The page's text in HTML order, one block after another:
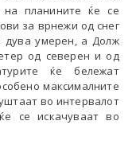
планините ќе се
за врнежи од снег
дува умерен, а Долж
од северен и од
ќе бележат
максималните
во интервалот
се искачуваат во